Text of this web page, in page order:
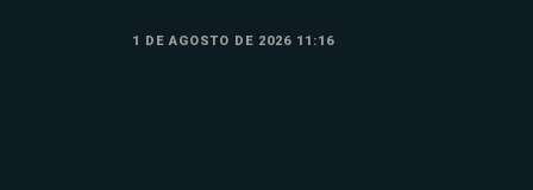
1 DE AGOSTO DE 2026 11:16